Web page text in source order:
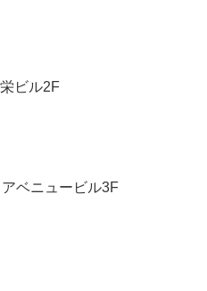
ビル2F
ベニュービル3F